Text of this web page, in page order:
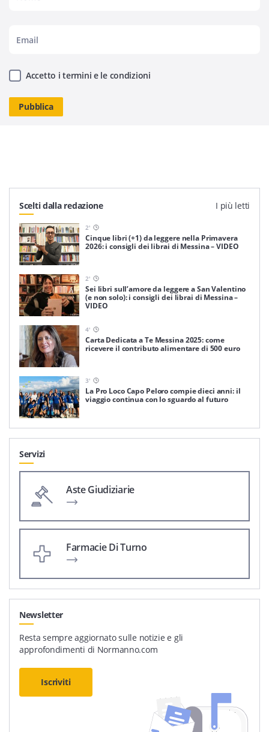
Accetto i termini e le condizioni
Scelti dalla redazione I più letti
2'
Cinque libri (+1) da leggere nella Primavera
2026: i consigli dei librai di Messina – VIDEO
2'
Sei libri sull’amore da leggere a San Valentino
(e non solo): i consigli dei librai di Messina –
VIDEO
4'
Carta Dedicata a Te Messina 2025: come
ricevere il contributo alimentare di 500 euro
3'
La Pro Loco Capo Peloro compie dieci anni: il
viaggio continua con lo sguardo al futuro
Servizi
Aste Giudiziarie
Farmacie Di Turno
Newsletter
Resta sempre aggiornato sulle notizie e gli
approfondimenti di Normanno.com
Iscriviti